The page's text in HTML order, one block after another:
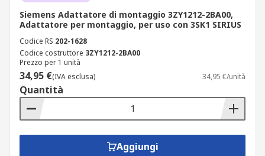
Siemens Adattatore di montaggio 3ZY1212-2BA00,
Adattatore per montaggio, per uso con 3SK1 SIRIUS
Codice RS 202-1628
Codice costruttore 3ZY1212-2BA00
Prezzo per 1 unità
34,95 €(IVA esclusa) 34,95 €/unità
Quantità
Aggiungi